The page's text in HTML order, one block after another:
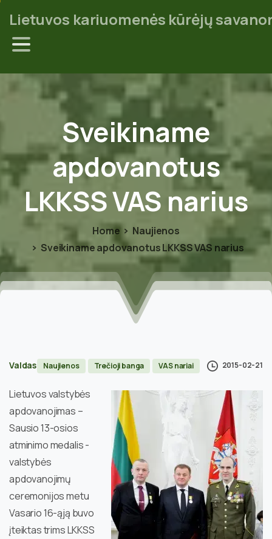
Lietuvos kariuomenės kūrėjų
Sveikiname
apdovanotus
LKKSSVAS narius
Home
Naujienos
Sveikiname apdovanotus LKKSS VAS narius
Valdas Naujienos Trečioji banga VAS nariai 2015-02-21
Lietuvos valstybės
apdovanojimas –
Sausio 13-osios
atminimo medalis -
valstybės
apdovanojimų
ceremonijos metu
Vasario 16-ąją buvo
įteiktas trims LKKSS